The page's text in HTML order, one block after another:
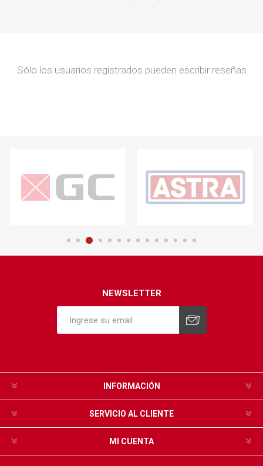
Sólo los usuarios registrados pueden escribir reseñas
NEWSLETTER
INFORMACIÓN
SERVICIO AL CLIENTE
MI CUENTA